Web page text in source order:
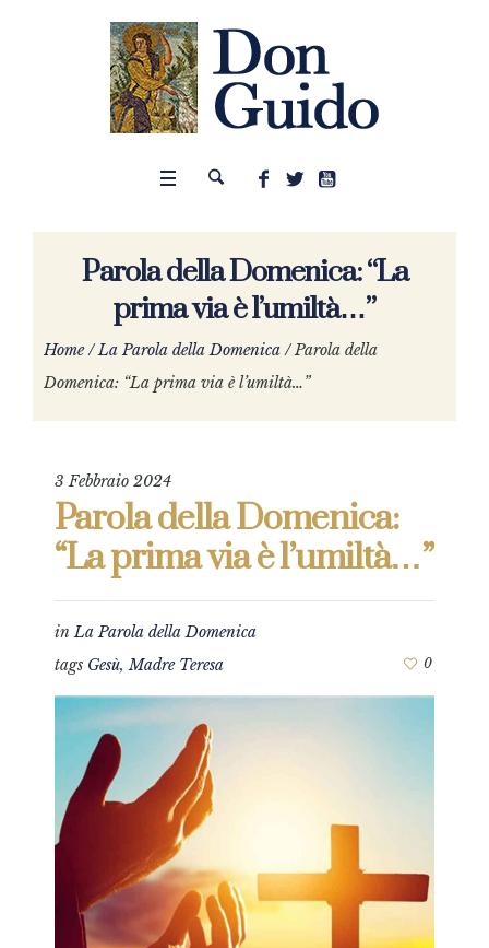
Parola della Domenica: “La
prima via è l’umiltà…”
Home /La Parola della Domenica /Parola della
Domenica: “La prima via è l’umiltà…”
3 Febbraio 2024
Parola della Domenica:
“La prima via è l’umiltà…”
inLa Parola della Domenica
tags Gesù,Madre Teresa 0